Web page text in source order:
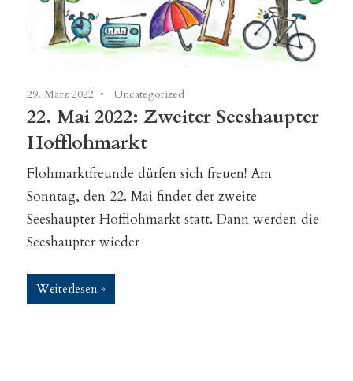
29. März 2022 Uncategorized
22. Mai 2022: Zweiter Seeshaupter
Hofflohmarkt
Flohmarktfreunde dürfen sich freuen! Am
Sonntag, den 22. Mai findet der zweite
Seeshaupter Hofflohmarkt statt. Dann werden die
Seeshaupter wieder
Weiterlesen